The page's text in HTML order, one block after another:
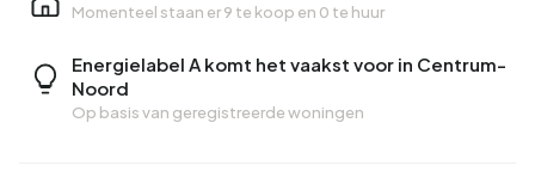
Momenteel staan er9 te koop en 0 te huur
Energielabel A komt het vaakst voor in Centrum-
Noord
Op basis van geregistreerde woningen